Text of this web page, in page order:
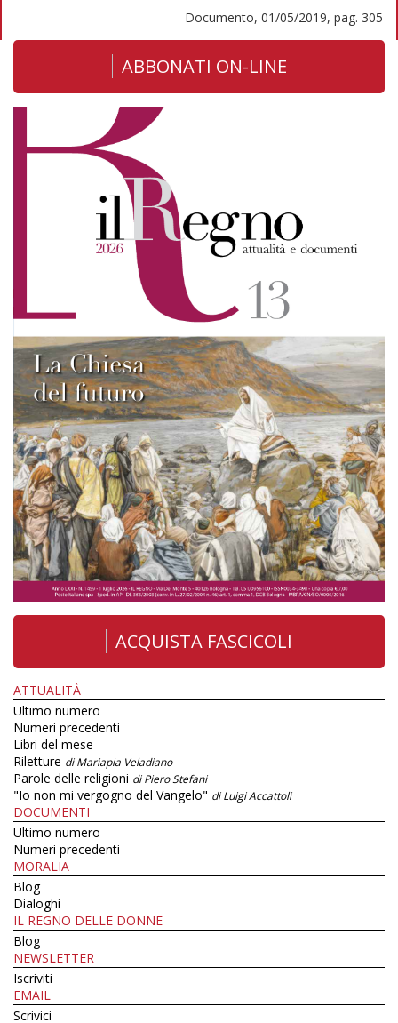
Documento, 01/05/2019, pag. 305
ABBONATI ON-LINE
ACQUISTA FASCICOLI
ATTUALITÀ
Ultimo numero
Numeri precedenti
Libri del mese
Riletture di Mariapia Veladiano
Parole delle religioni di Piero Stefani
"Io non mi vergogno del Vangelo" di Luigi Accattoli
DOCUMENTI
Ultimo numero
Numeri precedenti
MORALIA
Blog
Dialoghi
IL REGNO DELLE DONNE
Blog
NEWSLETTER
Iscriviti
EMAIL
Scrivici